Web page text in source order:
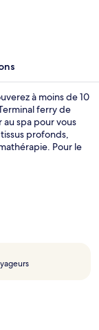
à moins de 10
ferry de
spa pour vous
profonds,
Pour le
dîner. Cet hôtel
piscine couverte